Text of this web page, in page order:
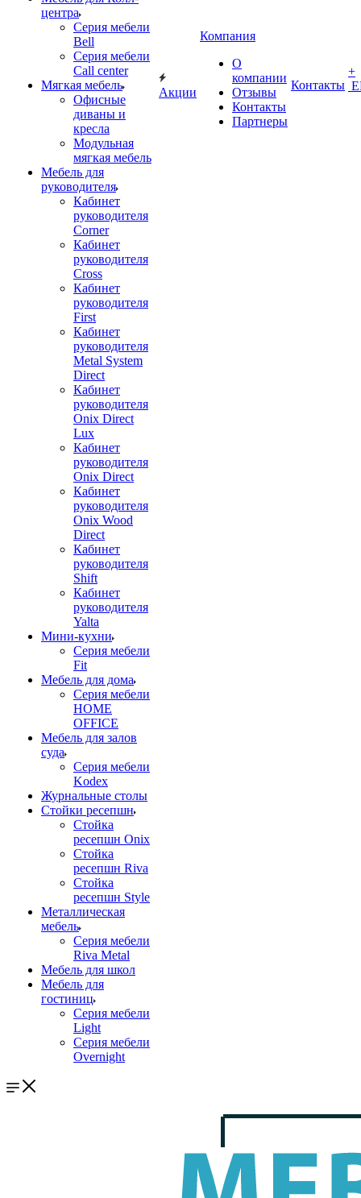
центра
Серия мебели
Bell
Серия мебели
Call center
Мягкая мебель
Офисные
диваны и
кресла
Модульная
мягкая мебель
Мебель для
руководителя
Кабинет
руководителя
Corner
Кабинет
руководителя
Cross
Кабинет
руководителя
First
Кабинет
руководителя
Metal System
Direct
Кабинет
руководителя
Onix Direct
Lux
Кабинет
руководителя
Onix Direct
Кабинет
руководителя
Onix Wood
Direct
Кабинет
руководителя
Shift
Кабинет
руководителя
Yalta
Мини-кухни
Серия мебели
Fit
Мебель для дома
Серия мебели
HOME
OFFICE
Мебель для залов
суда
Серия мебели
Kodex
Журнальные столы
Стойки ресепшн
Стойка
ресепшн Onix
Стойка
ресепшн Riva
Стойка
ресепшн Style
Металлическая
мебель
Серия мебели
Riva Metal
Мебель для школ
Мебель для
гостиниц
Серия мебели
Light
Серия мебели
Overnight
Акции
Компания
О
компании
Отзывы
Контакты
Партнеры
Контакты
+